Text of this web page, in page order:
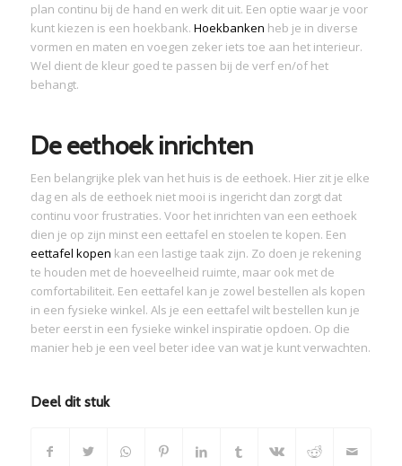
plan continu bij de hand en werk dit uit. Een optie waar je voor
kunt kiezen is een hoekbank. Hoekbanken heb je in diverse
vormen en maten en voegen zeker iets toe aan het interieur.
Wel dient de kleur goed te passen bij de verf en/of het
behangt.
De eethoek inrichten
Een belangrijke plek van het huis is de eethoek. Hier zit je elke
dag en als de eethoek niet mooi is ingericht dan zorgt dat
continu voor frustraties. Voor het inrichten van een eethoek
dien je op zijn minst een eettafel en stoelen te kopen. Een
eettafel kopen kan een lastige taak zijn. Zo doen je rekening
te houden met de hoeveelheid ruimte, maar ook met de
comfortabiliteit. Een eettafel kan je zowel bestellen als kopen
in een fysieke winkel. Als je een eettafel wilt bestellen kun je
beter eerst in een fysieke winkel inspiratie opdoen. Op die
manier heb je een veel beter idee van wat je kunt verwachten.
Deel dit stuk